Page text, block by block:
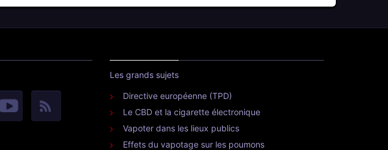
Les grands sujets
Directive européenne (TPD)
Le CBD et la cigarette électronique
Vapoter dans les lieux publics
Effets du vapotage sur les poumons